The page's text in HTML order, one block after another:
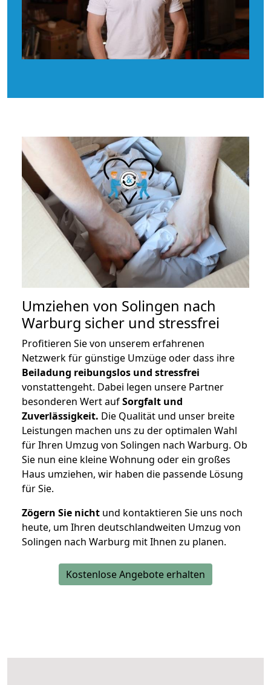
Umziehen von Solingen nach
Warburg sicher und stressfrei
Profitieren Sie von unserem erfahrenen
Netzwerk für günstige Umzüge oder dass ihre
Beiladung reibungslos und stressfrei
vonstattengeht. Dabei legen unsere Partner
besonderen Wert aufSorgfalt und
Zuverlässigkeit. Die Qualität und unser breite
Leistungen machen uns zu der optimalen Wahl
für Ihren Umzug von Solingen nach Warburg. Ob
Sie nun eine kleine Wohnung oder ein großes
Haus umziehen, wir haben die passende Lösung
für Sie.
Zögern Sie nicht und kontaktieren Sie uns noch
heute, um Ihren deutschlandweiten Umzug von
Solingen nach Warburg mit Ihnen zu planen.
Kostenlose Angebote erhalten